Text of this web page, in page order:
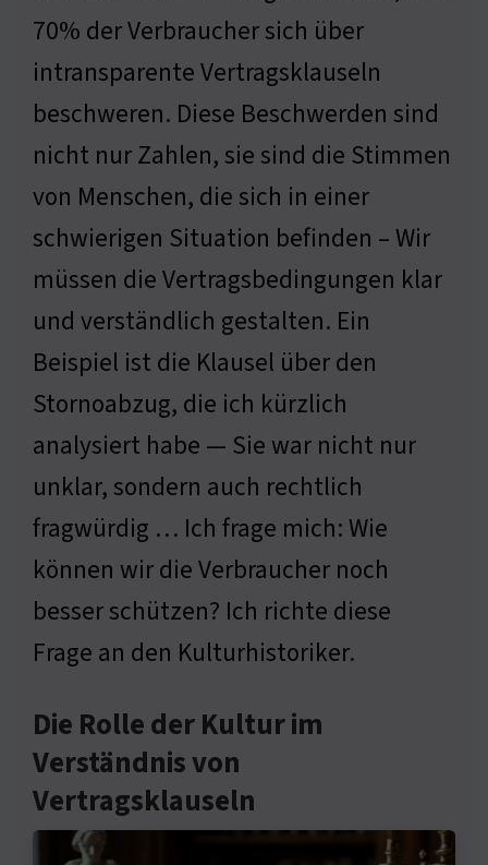
70% der Verbraucher sich über
intransparente Vertragsklauseln
beschweren. Diese Beschwerden sind
nicht nur Zahlen, sie sind die Stimmen
von Menschen, die sich in einer
schwierigen Situation befinden – Wir
müssen die Vertragsbedingungen klar
und verständlich gestalten. Ein
Beispiel ist die Klausel über den
Stornoabzug, die ich kürzlich
analysiert habe — Sie war nicht nur
unklar, sondern auch rechtlich
fragwürdig … Ich frage mich: Wie
können wir die Verbraucher noch
besser schützen? Ich richte diese
Frage an den Kulturhistoriker.
Die Rolle der Kultur im
Verständnis von
Vertragsklauseln